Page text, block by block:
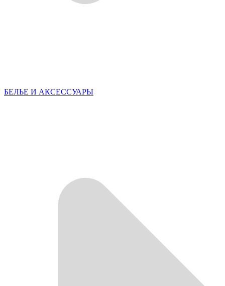
БЕЛЬЕ И АКСЕССУАРЫ